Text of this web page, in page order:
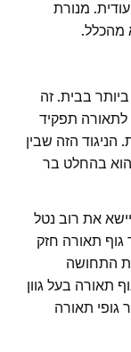
מנורת
מהכלל.
בבית. זה
לתאורה תפקיד
הניגוד הזה שבין
הוא בהחלט בר
את רוב נטל
תאורה חזק
התחושה
תאורה בעל גוון
תאורה